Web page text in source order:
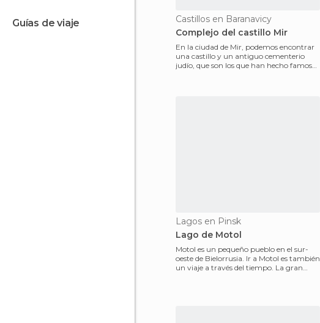
guías de viaje
Castillos en Baranavicy
Complejo del castillo Mir
En la ciudad de Mir, podemos encontrar
una castillo y un antiguo cementerio
judío, que son los que han hecho famosa
Lagos en Pinsk
Lago de Motol
Motol es un pequeño pueblo en el sur-
oeste de Bielorrusia. Ir a Motol es también
un viaje a través del tiempo. La gran